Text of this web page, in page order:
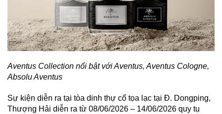
Aventus Collection nổi bật với Aventus, Aventus Cologne,
Absolu Aventus
Sự kiện diễn ra tại tòa dinh thự cổ tọa lạc tại Đ. Dongping,
Thượng Hải diễn ra từ 08/06/2026 – 14/06/2026 quy tụ